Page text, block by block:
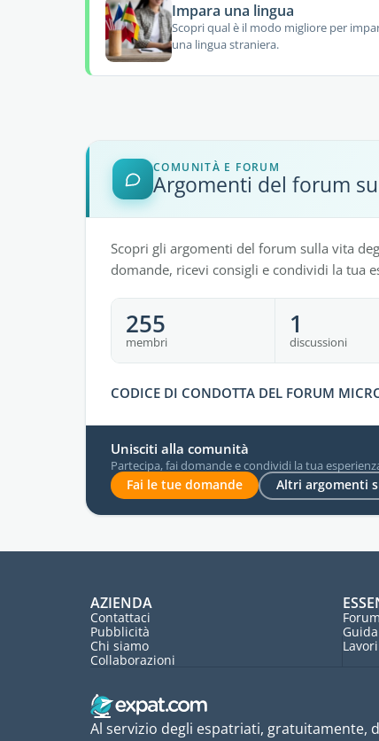
Impara una lingua
Scopri qual è il modo migliore per
una lingua straniera.
COMUNITÀ E FORUM
Argomenti del forum
Scopri gli argomenti del forum sulla vita
domande, ricevi consigli e condividi la tua
255
membri
1
discussioni
CODICE DI CONDOTTA DEL FORUM
Unisciti alla comunità
Partecipa, fai domande e condividi la tua
Fai le tue domande
Altri argomenti
AZIENDA
Contattaci
Pubblicità
Chi siamo
Collaborazioni
Al servizio degli espatriati, gratuitamente,